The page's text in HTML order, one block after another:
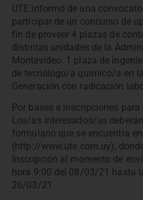
UTE informó de una
participar de un concurso de
fin de proveer 4 plazas de
distintas unidades de la
Montevideo. 1 plaza de
de tecnólogo/a químico/a en
Generación con radicación
Por bases e inscripciones
Los/as interesados/as
formulario que se encuentra
(http://www.ute.com.uy),
Inscripción al momento de
hora 9:00 del 08/03/21 hasta
26/03/21.